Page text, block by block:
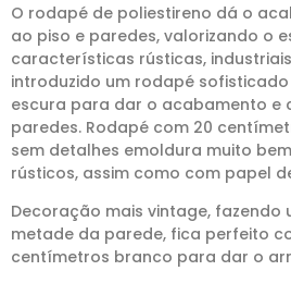
O rodapé de poliestireno dá o
ao piso e paredes, valorizando o
características rústicas,
introduzido um rodapé
escura para dar o acabamento e
paredes. Rodapé com 20
sem detalhes emoldura muito
rústicos, assim como com papel
Decoração mais vintage, fazendo
metade da parede, fica perfeito
centímetros branco para dar o